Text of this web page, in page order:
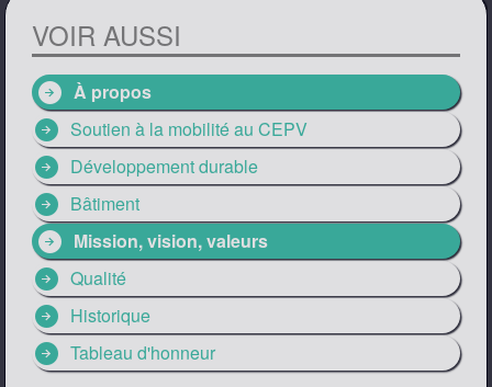
VOIR AUSSI
arrow_circle_right À propos
arrow_circle_right Soutien à la mobilité au CEPV
arrow_circle_right Développement durable
arrow_circle_right Bâtiment
arrow_circle_right Mission, vision, valeurs
arrow_circle_right Qualité
arrow_circle_right Historique
arrow_circle_right Tableau d'honneur